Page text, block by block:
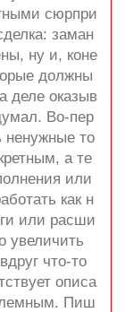
сюрпри
заман
ну и, коне
должны
деле оказыв
Во-пер
ненужные то
а те
или
как н
или расши
увеличить
что-то
описа
Пиш